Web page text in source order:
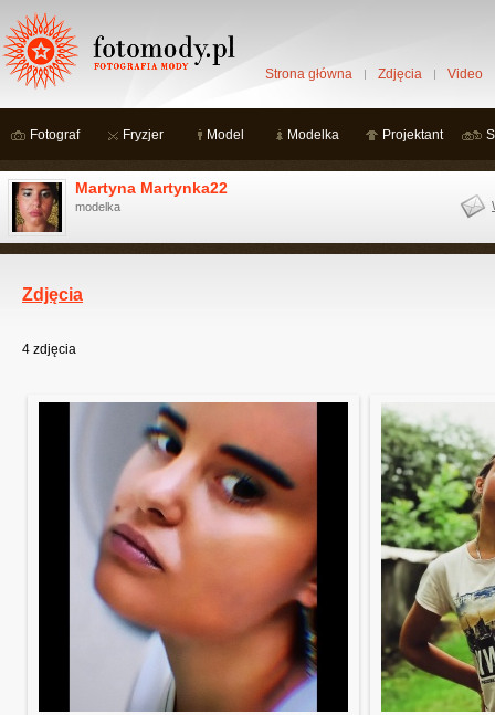
Strona główna Zdjęcia Video
Fotograf Fryzjer Model Modelka Projektant
Martyna Martynka22
modelka
Zdjęcia
4 zdjęcia